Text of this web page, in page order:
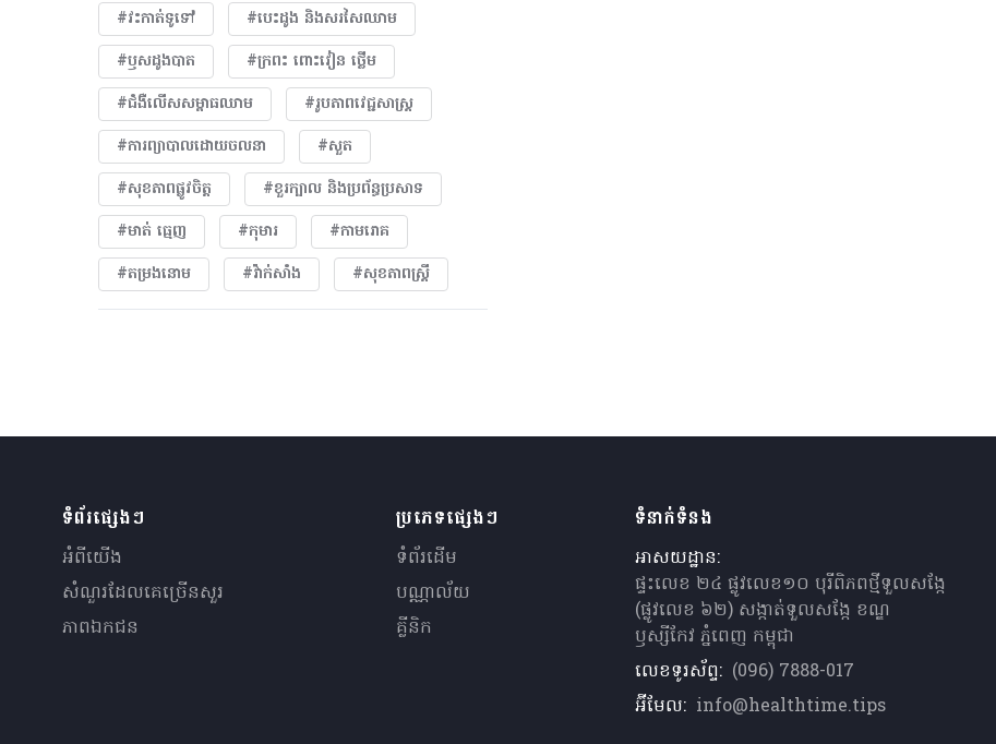
#វះកាត់ទូទៅ
#បេះដូង​ និងសរសៃឈាម
#ឫសដូងបាត
#ក្រពះ ពោះវៀន ថ្លើម
#ជំងឺលើសសម្ពាធឈាម
#​រូបភាពវេជ្ជសាស្រ្ត
#ការព្យាបាលដោយ​ចលនា
#សួត
#សុខភាពផ្លូវចិត្ត
#ខួរក្បាល និងប្រព័ន្ធប្រសាទ
#មាត់ ធ្មេញ
#កុមារ
#កាមរោគ
#តម្រងនោម
#វ៉ាក់សាំង #សុខភាពស្រ្តី
ទំព័រផ្សេងៗ
អំពីយើង
សំណួរ​ដែលគេ​ច្រើន​សួរ
ភាពឯកជន
ប្រភេទផ្សេងៗ
ទំព័រដើម
បណ្ណាល័យ
គ្លីនិក
ទំនាក់ទំនង
អាសយដ្ឋាន:
ផ្ទះលេខ ២៤ ផ្លូវលេខ១០ បុរីពិភពថ្មីទួលសង្កែ
(ផ្លូវលេខ ៦២) សង្កាត់ទួលសង្កែ ខណ្ឌ
ឫស្សីកែវ ភ្នំពេញ កម្ពុជា
លេខទូរស័ព្ទ: (096) 7888-017
អ៊ីមែល: info@healthtime.tips